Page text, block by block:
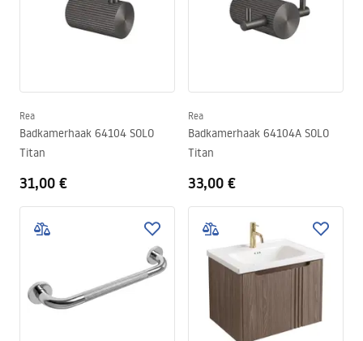
Rea
Badkamerhaak 64104 SOLO
Titan
31,00 €
Rea
Badkamerhaak 64104A SOLO
Titan
33,00 €